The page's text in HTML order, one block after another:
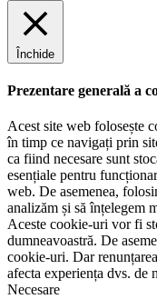
Închide
Prezentare generală a
Acest site web folosește
în timp ce navigați prin
ca fiind necesare sunt
esențiale pentru
web. De asemenea,
analizăm și să înțelegem
Aceste cookie-uri vor fi
dumneavoastră. De
cookie-uri. Dar
afecta experiența dvs. de
Necesare